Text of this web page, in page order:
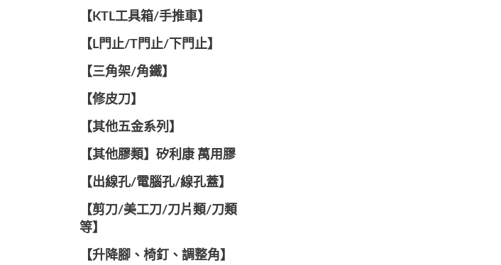
【KTL工具箱/手推車】
【L門止/T門止/下門止】
【三角架/角鐵】
【修皮刀】
【其他五金系列】
【其他膠類】矽利康 萬用膠
【出線孔/電腦孔/線孔蓋】
【剪刀/美工刀/刀片類/刀類
等】
【升降腳、椅釘、調整角】